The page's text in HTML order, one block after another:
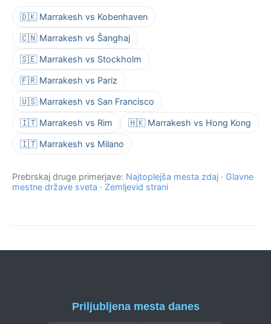
🇩🇰 Marrakesh vs Kobenhaven
🇨🇳 Marrakesh vs Šanghaj
🇸🇪 Marrakesh vs Stockholm
🇫🇷 Marrakesh vs Pariz
🇺🇸 Marrakesh vs San Francisco
🇮🇹 Marrakesh vs Rim 🇭🇰 Marrakesh vs Hong Kong
🇮🇹 Marrakesh vs Milano
Prebrskaj druge primerjave: Najtoplejša mesta zdaj · Glavne
mestne države sveta · Zemljevid strani
Priljubljena mesta danes